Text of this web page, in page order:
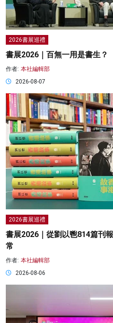
2026書展巡禮
書展2026｜百無一用是書生？
作者: 本社編輯部
2026-08-07
2026書展巡禮
書展2026｜從劉以鬯814篇刊
常
作者: 本社編輯部
2026-08-06